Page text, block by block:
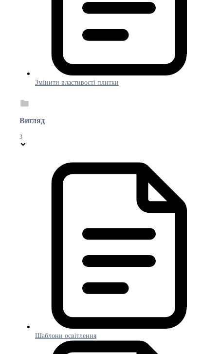
Змінити властивості плитки
Вигляд
3
Шаблони освітлення